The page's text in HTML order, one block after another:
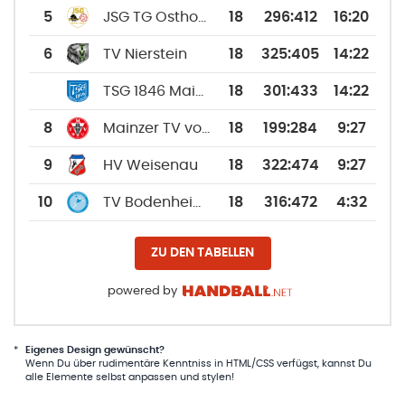
5 18 296:412 16:20
6 TV Nierstein 18 325:405 14:22
18 301:433 14:22
8 18 199:284 9:27
9 HV Weisenau 18 322:474 9:27
10 18 316:472 4:32
ZU DEN TABELLEN
powered by
*
Eigenes Design gewünscht?
Wenn Du über rudimentäre Kenntniss in HTML/CSS verfügst, kannst Du
alle Elemente selbst anpassen und stylen!